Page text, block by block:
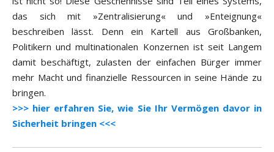
das sich mit »Zentralisierung« und »Enteignung«
beschreiben lässt. Denn ein Kartell aus Großbanken,
Politikern und multinationalen Konzernen ist seit Langem
damit beschäftigt, zulasten der einfachen Bürger immer
mehr Macht und finanzielle Ressourcen in seine Hände zu
bringen.
>>> hier erfahren Sie, wie Sie Ihr Vermögen davor in
Sicherheit bringen <<<